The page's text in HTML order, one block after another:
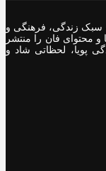
سرگرمی، سبک زندگی، فرهنگی و
و محتوای فان را منتشر
پویا، لحظاتی شاد و